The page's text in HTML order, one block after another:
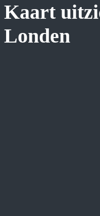
Kaart
Londen